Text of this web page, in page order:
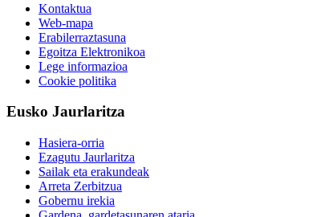
Kontaktua
Web-mapa
Erabilerraztasuna
Egoitza Elektronikoa
Lege informazioa
Cookie politika
Eusko Jaurlaritza
Hasiera-orria
Ezagutu Jaurlaritza
Sailak eta erakundeak
Arreta Zerbitzua
Gobernu irekia